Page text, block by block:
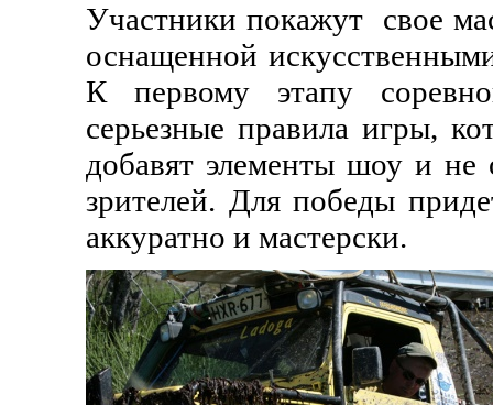
Участники покажут свое
оснащенной
К первому этапу
серьезные правила игры,
добавят элементы шоу и
зрителей. Для победы
аккуратно и мастерски.